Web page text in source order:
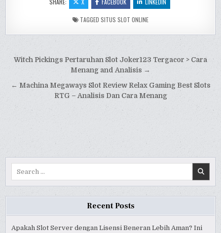
TAGGED SITUS SLOT ONLINE
Post
navigation
Witch Pickings Pertaruhan Slot Joker123 Tergacor > Cara
Menang and Analisis →
← Machina Megaways Slot Review Relax Gaming Best Slots
RTG – Analisis Dan Cara Menang
Recent Posts
Apakah Slot Server dengan Lisensi Beneran Lebih Aman? Ini